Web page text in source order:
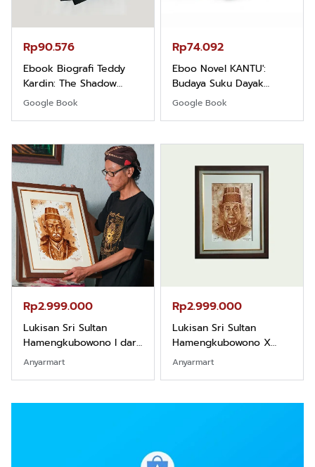
Rp90.576
Ebook Biografi Teddy
Kardin: The Shadow
Khight |
Google Book
Rp74.092
Eboo Novel KANTU':
Budaya Suku Dayak
Borneo
Google Book
Rp2.999.000
Lukisan Sri Sultan
Hamengkubowono I dari
Kopi Karya Rudi Winarso
Anyarmart
Rp2.999.000
Lukisan Sri Sultan
Hamengkubowono X
dari Kopi Karya Rudi
Anyarmart